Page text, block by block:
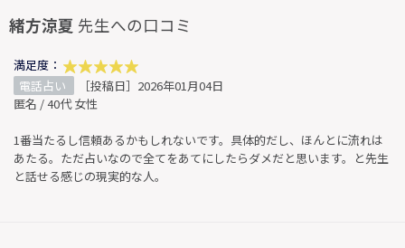
緒方涼夏 先生への口コミ
満足度：
電話占い
［投稿日］2026年01月04日
匿名 / 40代 女性
1番当たるし信頼あるかもしれないです。具体的だし、ほんとに流れは
あたる。ただ占いなので全てをあてにしたらダメだと思います。と先生
と話せる感じの現実的な人。